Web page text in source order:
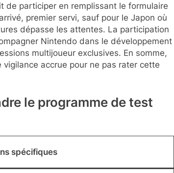
de participer en remplissant le formulaire
premier servi, sauf pour le Japon où
dépasse les attentes. La participation
Nintendo dans le développement
multijoueur exclusives. En somme,
accrue pour ne pas rater cette
le programme de test
spécifiques